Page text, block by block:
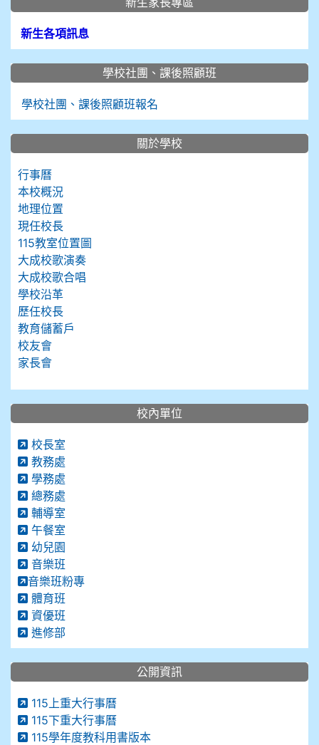
新生各項訊息
學校社團、課後照顧班
學校社團、課後照顧班報名
關於學校
行事曆
本校概況
地理位置
現任校長
115教室位置圖
大成校歌演奏
大成校歌合唱
學校沿革
歷任校長
教育儲蓄戶
校友會
家長會
校內單位
校長室
教務處
學務處
總務處
輔導室
午餐室
幼兒園
音樂班
音樂班粉專
體育班
資優班
進修部
公開資訊
115上重大行事曆
115下重大行事曆
115學年度教科用書版本